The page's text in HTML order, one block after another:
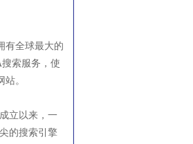
有全球最大的
索服务，使
。
立以来，一
的搜索引擎